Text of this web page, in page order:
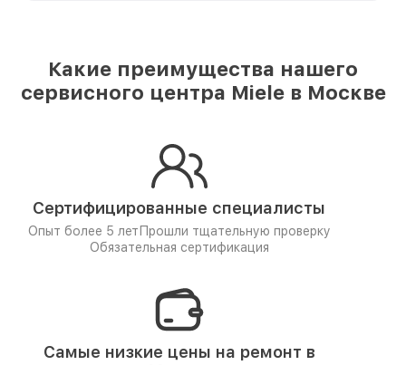
Какие преимущества нашего
сервисного центра Miele в Москве
Сертифицированные специалисты
Опыт более 5 лет Прошли тщательную проверку
Обязательная сертификация
Самые низкие цены на ремонт в